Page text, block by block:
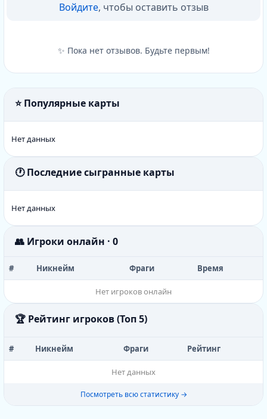
Войдите, чтобы оставить отзыв
✨ Пока нет отзывов. Будьте первым!
⭐ Популярные карты
Нет данных
🕐 Последние сыгранные карты
Нет данных
👥 Игроки онлайн · 0
# Никнейм Фраги Время
Нет игроков онлайн
🏆 Рейтинг игроков (Топ 5)
# Никнейм Фраги Рейтинг
Нет данных
Посмотреть всю статистику →